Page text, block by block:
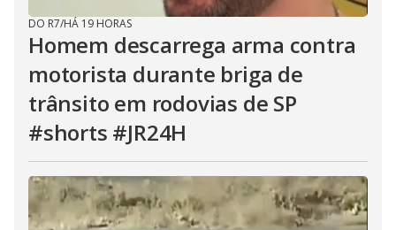
DO R7/HÁ 19 HORAS
Homem descarrega arma contra
motorista durante briga de
trânsito em rodovias de SP
#shorts #JR24H